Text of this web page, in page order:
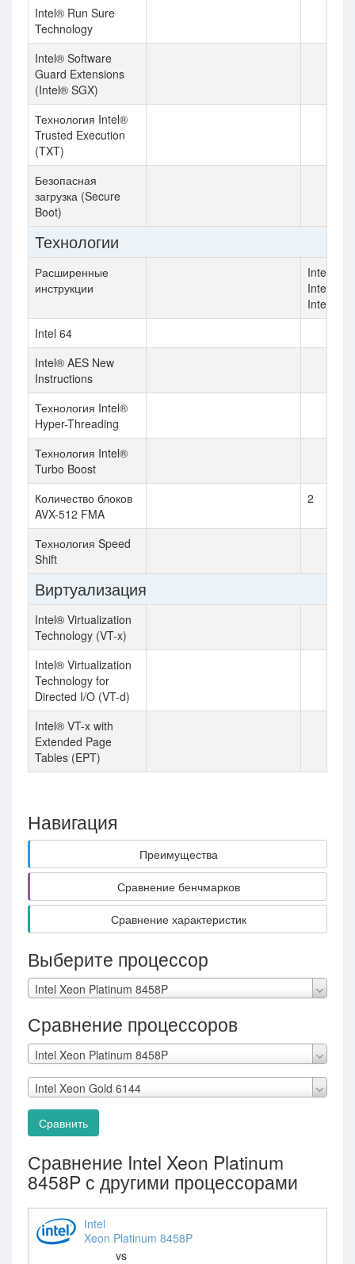
Intel® Run Sure
Technology
Intel® Software
Guard Extensions
(Intel® SGX)
Технология Intel®
Trusted Execution
(TXT)
Безопасная
загрузка (Secure
Boot)
Технологии
Расширенные
инструкции
Intel
Intel
Intel
Intel 64
Intel® AES New
Instructions
Технология Intel®
Hyper-Threading
Технология Intel®
Turbo Boost
Количество блоков
AVX-512 FMA
2
Технология Speed
Shift
Виртуализация
Intel® Virtualization
Technology (VT-x)
Intel® Virtualization
Technology for
Directed I/O (VT-d)
Intel® VT-x with
Extended Page
Tables (EPT)
Навигация
Преимущества
Сравнение бенчмарков
Сравнение характеристик
Выберите процессор
Intel Xeon Platinum 8458P
Сравнение процессоров
Intel Xeon Platinum 8458P
Intel Xeon Gold 6144
Сравнить
Сравнение Intel Xeon Platinum
8458P с другими процессорами
Intel
Xeon Platinum 8458P
vs